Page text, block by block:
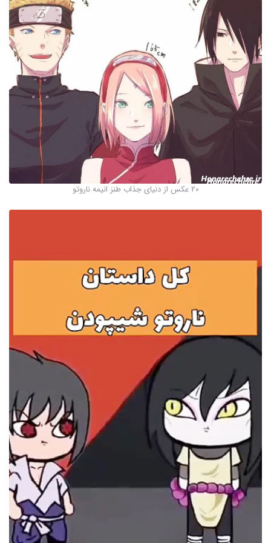
20 عکس از دنیای جذاب طنز انیمه ناروتو